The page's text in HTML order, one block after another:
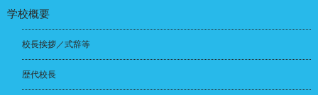
学校概要
校長挨拶／式辞等
歴代校長